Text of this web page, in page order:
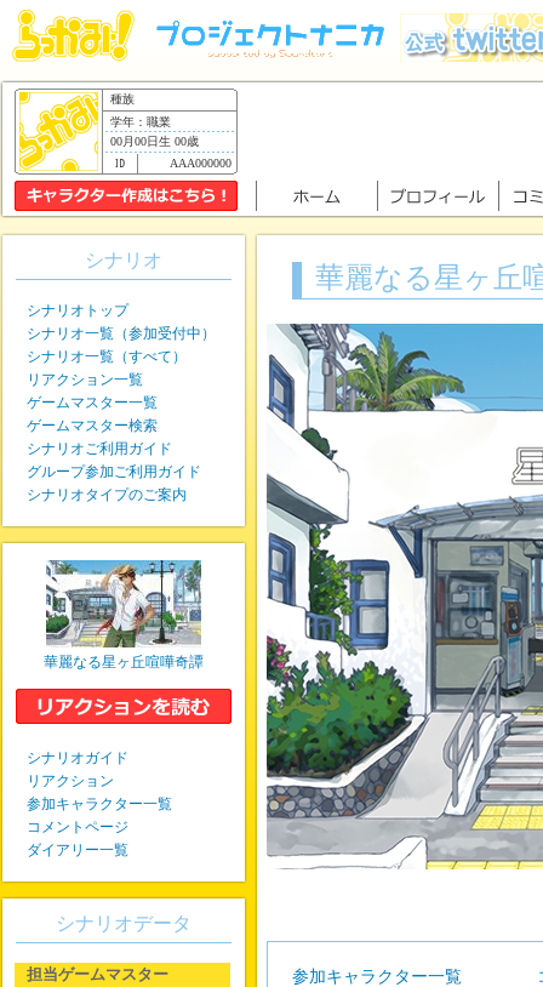
種族
学年：職業
00月00日生 00歳
AAA000000
華麗なる星ヶ丘
参加キャラクター一覧
シナリオ
シナリオトップ
シナリオ一覧（参加受付中）
シナリオ一覧（すべて）
リアクション一覧
ゲームマスター一覧
ゲームマスター検索
シナリオご利用ガイド
グループ参加ご利用ガイド
シナリオタイプのご案内
華麗なる星ヶ丘喧嘩奇譚
シナリオガイド
リアクション
参加キャラクター一覧
コメントページ
ダイアリー一覧
シナリオデータ
担当ゲームマスター